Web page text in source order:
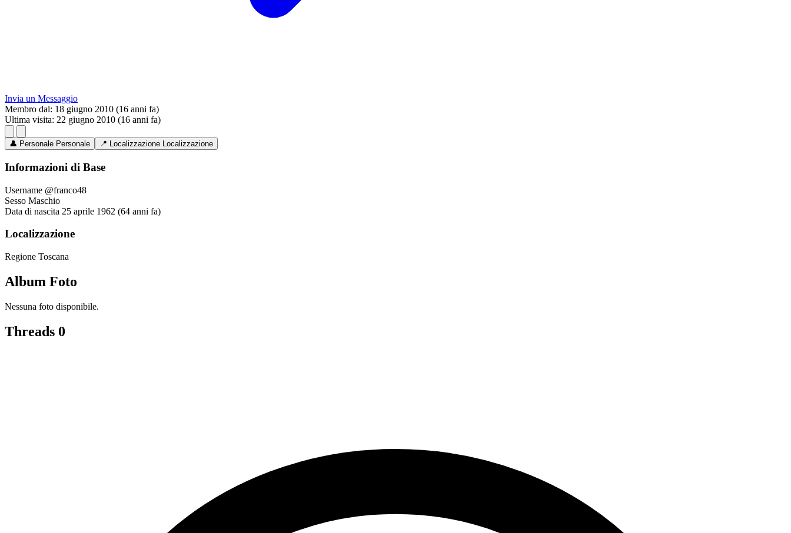
Invia un Messaggio
Membro dal: 18 giugno 2010 (16 anni fa)
Ultima visita: 22 giugno 2010 (16 anni fa)
👤 Personale Personale 📍 Localizzazione Localizzazione
Informazioni di Base
Username @franco48
Sesso Maschio
Data di nascita 25 aprile 1962 (64 anni fa)
Localizzazione
Regione Toscana
Album Foto
Nessuna foto disponibile.
Threads 0